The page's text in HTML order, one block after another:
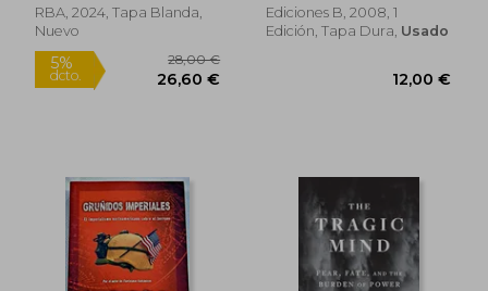
RBA, 2024, Tapa Blanda,
Nuevo
Ediciones B, 2008, 1
Edición, Tapa Dura, Usado